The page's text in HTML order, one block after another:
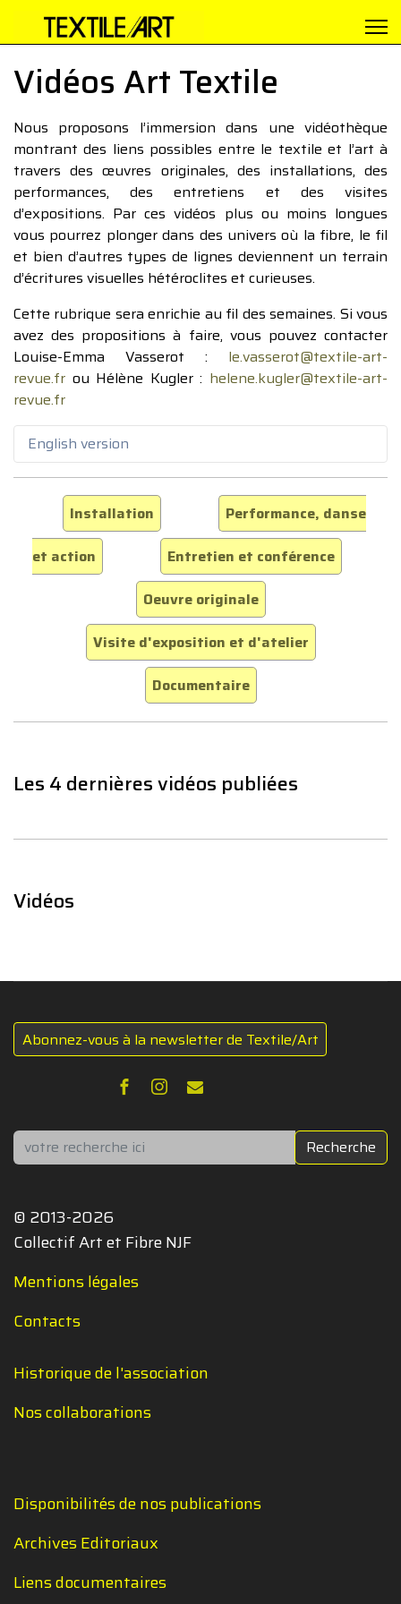
Vidéos Art Textile
Nous proposons l’immersion dans une vidéothèque
montrant des liens possibles entre le textile et l’art à
travers des œuvres originales, des installations, des
performances, des entretiens et des visites
d’expositions. Par ces vidéos plus ou moins longues
vous pourrez plonger dans des univers où la fibre, le fil
et bien d’autres types de lignes deviennent un terrain
d’écritures visuelles hétéroclites et curieuses.
Cette rubrique sera enrichie au fil des semaines. Si vous
avez des propositions à faire, vous pouvez contacter
Louise-Emma Vasserot : le.vasserot@textile-art-
revue.fr ou Hélène Kugler : helene.kugler@textile-art-
revue.fr
English version
Installation
Performance, danse
et action
Entretien et conférence
Oeuvre originale
Visite d'exposition et d'atelier
Documentaire
Les 4 dernières vidéos publiées
Vidéos
Abonnez-vous à la newsletter de Textile/Art
Rechercher Recherche
© 2013-2026
Collectif Art et Fibre NJF
Mentions légales
Contacts
Historique de l'association
Nos collaborations
Disponibilités de nos publications
Archives Editoriaux
Liens documentaires